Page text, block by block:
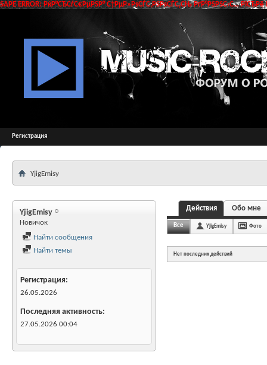
SAPE ERROR: РќР°СЂСѓС€РµРЅР° С†РµР»РѕСЃС‚РЅРѕСЃС‚СЊ РґР°РЅРЅС‹С…
Регистрация
YjigEmisy
YjigEmisy
Новичок
Найти сообщения
Найти темы
Регистрация
26.05.2026
Последняя активность
27.05.2026 00:04
Действия Обо мне
Все YjigEmisy Фото
Нет последних действий